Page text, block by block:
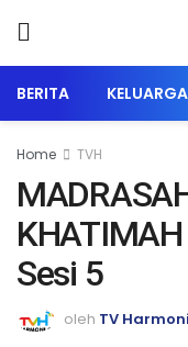
BERITA KELUARGA
Home TVH
Sesi 5
oleh TV Harmoni